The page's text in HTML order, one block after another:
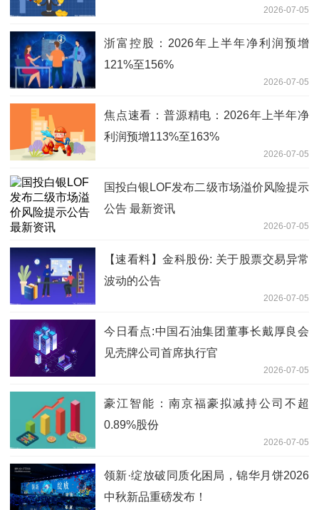
2026-07-05
浙富控股：2026年上半年净利润预增
121%至156%
2026-07-05
焦点速看：普源精电：2026年上半年净
利润预增113%至163%
2026-07-05
国投白银LOF发布二级市场溢价风险提示
公告 最新资讯
2026-07-05
【速看料】金科股份: 关于股票交易异常
波动的公告
2026-07-05
今日看点:中国石油集团董事长戴厚良会
见壳牌公司首席执行官
2026-07-05
豪江智能：南京福豪拟减持公司不超
0.89%股份
2026-07-05
领新·绽放破同质化困局，锦华月饼2026
中秋新品重磅发布！